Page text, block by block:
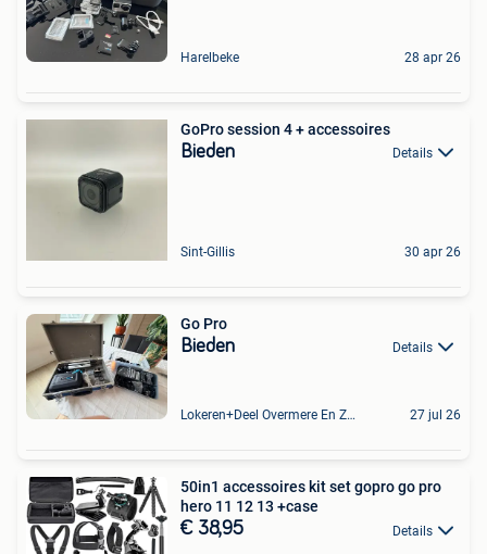
Harelbeke 28 apr 26
GoPro session 4 + accessoires
Bieden Details
Sint-Gillis 30 apr 26
Go Pro
Bieden Details
Lokeren+Deel Overmere En Zele 27 jul 26
50in1 accessoires kit set gopro go pro
hero 11 12 13 +case
€ 38,95 Details